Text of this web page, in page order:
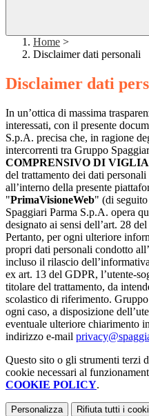
Home >
Disclaimer dati personali
Disclaimer dati
In un’ottica di massima
interessati, con il presente
S.p.A. precisa che, in ragione
intercorrenti tra Gruppo
COMPRENSIVO DI
del trattamento dei dati
all’interno della presente
"PrimaVisioneWeb" (di seguito
Spaggiari Parma S.p.A. opera
designato ai sensi dell’art. 28
Pertanto, per ogni ulteriore
propri dati personali condotto
incluso il rilascio
ex art. 13 del GDPR, l’utente-
titolare del trattamento, da
scolastico di riferimento.
ogni caso, a disposizione
eventuale ulteriore chiarimento
indirizzo e-mail
Questo sito o gli strumenti terzi
cookie necessari al
COOKIE POLICY.
Personalizza Rifiuta tutti i